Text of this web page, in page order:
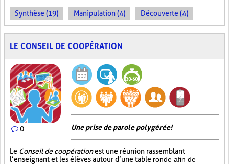
Synthèse (19) Manipulation (4) Découverte (4)
LE CONSEIL DE COOPÉRATION
0 Une prise de parole polygérée!
Le Conseil de coopérationest une réunion rassemblant
l’enseignant et les élèves autour d’une table ronde afin de